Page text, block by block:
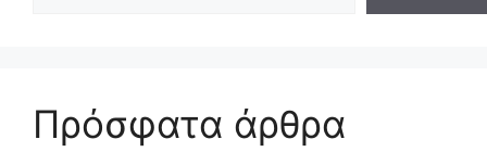
Πρόσφατα άρθρα